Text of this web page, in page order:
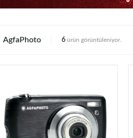
AgfaPhoto 6ürün görüntüleniyor.